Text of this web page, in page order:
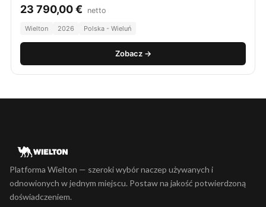
23 790,00€ netto
Wielton 2026 Polska - Wieluń
Zobacz →
Platforma Wielton — szeroki wybór naczep używanych i
odnowionych w jednym miejscu. Postaw na jakość potwierdzoną
doświadczeniem.